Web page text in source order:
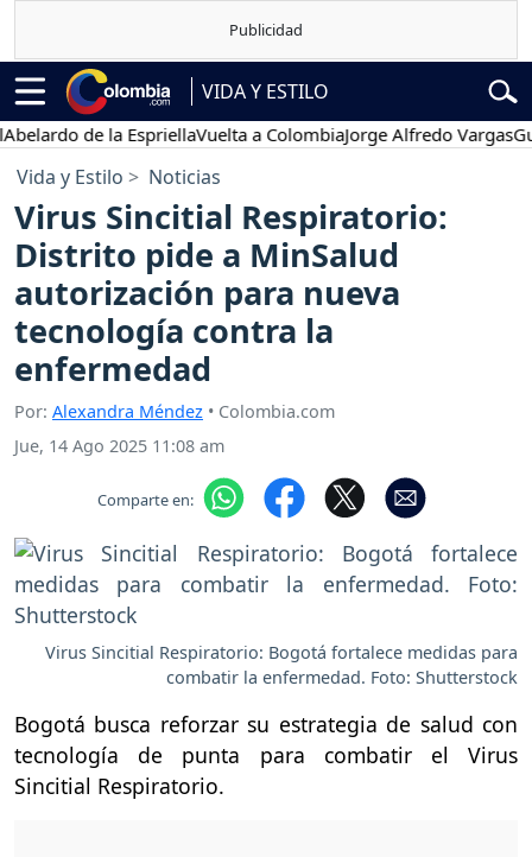
VIDA Y ESTILO
de la EspriellaVuelta a ColombiaJorge Alfredo Vargas
Vida y Estilo Noticias
Virus Sincitial Respiratorio:
Distrito pide a MinSalud
autorización para nueva
tecnología contra la
enfermedad
Por: Alexandra Méndez • Colombia.com
Jue, 14 Ago 2025 11:08 am
Comparte en:
Virus Sincitial Respiratorio: Bogotá fortalece medidas para
combatir la enfermedad. Foto: Shutterstock
Bogotá busca reforzar su estrategia de salud con
tecnología de punta para combatir el Virus
Sincitial Respiratorio.